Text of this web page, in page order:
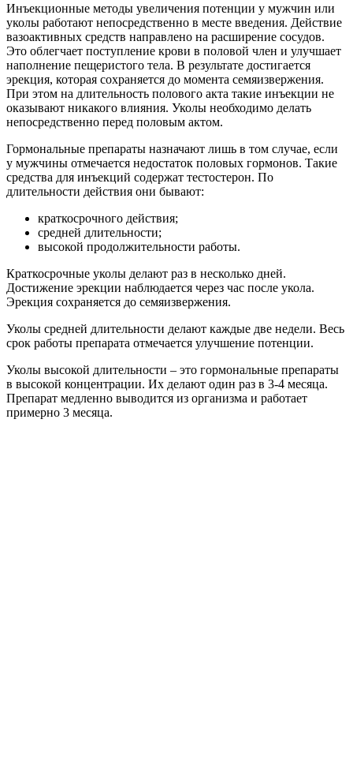
Инъекционные методы увеличения потенции у мужчин или
уколы работают непосредственно в месте введения. Действие
вазоактивных средств направлено на расширение сосудов.
Это облегчает поступление крови в половой член и улучшает
наполнение пещеристого тела. В результате достигается
эрекция, которая сохраняется до момента семяизвержения.
При этом на длительность полового акта такие инъекции не
оказывают никакого влияния. Уколы необходимо делать
непосредственно перед половым актом.
Гормональные препараты назначают лишь в том случае, если
у мужчины отмечается недостаток половых гормонов. Такие
средства для инъекций содержат тестостерон. По
длительности действия они бывают:
краткосрочного действия;
средней длительности;
высокой продолжительности работы.
Краткосрочные уколы делают раз в несколько дней.
Достижение эрекции наблюдается через час после укола.
Эрекция сохраняется до семяизвержения.
Уколы средней длительности делают каждые две недели. Весь
срок работы препарата отмечается улучшение потенции.
Уколы высокой длительности – это гормональные препараты
в высокой концентрации. Их делают один раз в 3-4 месяца.
Препарат медленно выводится из организма и работает
примерно 3 месяца.